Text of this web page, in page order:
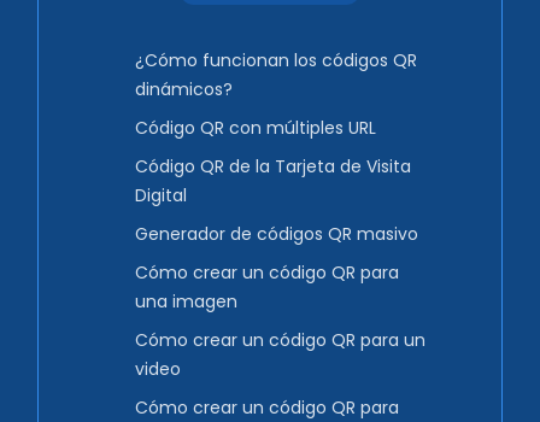
¿Cómo funcionan los códigos QR
dinámicos?
Código QR con múltiples URL
Código QR de la Tarjeta de Visita
Digital
Generador de códigos QR masivo
Cómo crear un código QR para
una imagen
Cómo crear un código QR para un
video
Cómo crear un código QR para